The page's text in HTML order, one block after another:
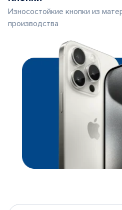
Износостойкие кнопки из
производства